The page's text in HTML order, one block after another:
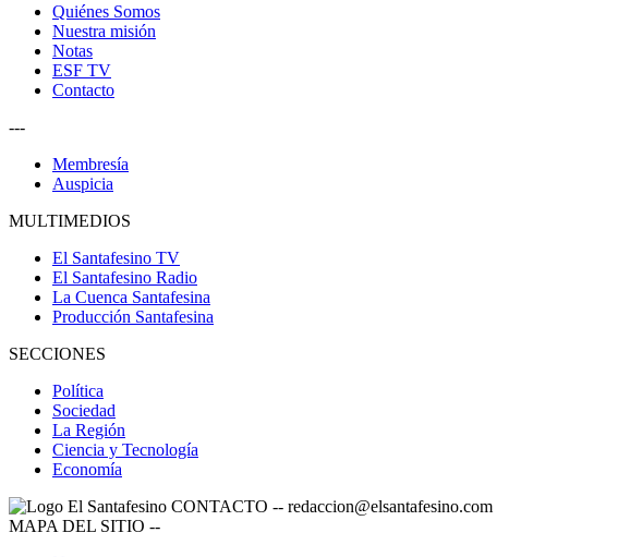
Quiénes Somos
Nuestra misión
Notas
ESF TV
Contacto
---
Membresía
Auspicia
MULTIMEDIOS
El Santafesino TV
El Santafesino Radio
La Cuenca Santafesina
Producción Santafesina
SECCIONES
Política
Sociedad
La Región
Ciencia y Tecnología
Economía
CONTACTO -- redaccion@elsantafesino.com
MAPA DEL SITIO --